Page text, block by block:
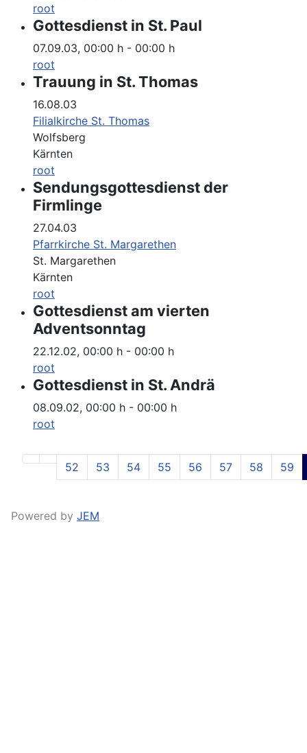
root
Gottesdienst in St. Paul
07.09.03, 00:00 h - 00:00 h
root
Trauung in St. Thomas
16.08.03
Filialkirche St. Thomas
Wolfsberg
Kärnten
root
Sendungsgottesdienst der
Firmlinge
27.04.03
Pfarrkirche St. Margarethen
St. Margarethen
Kärnten
root
Gottesdienst am vierten
Adventsonntag
22.12.02, 00:00 h - 00:00 h
root
Gottesdienst in St. Andrä
08.09.02, 00:00 h - 00:00 h
root
52 53 54 55 56 57 58 59
Powered by JEM